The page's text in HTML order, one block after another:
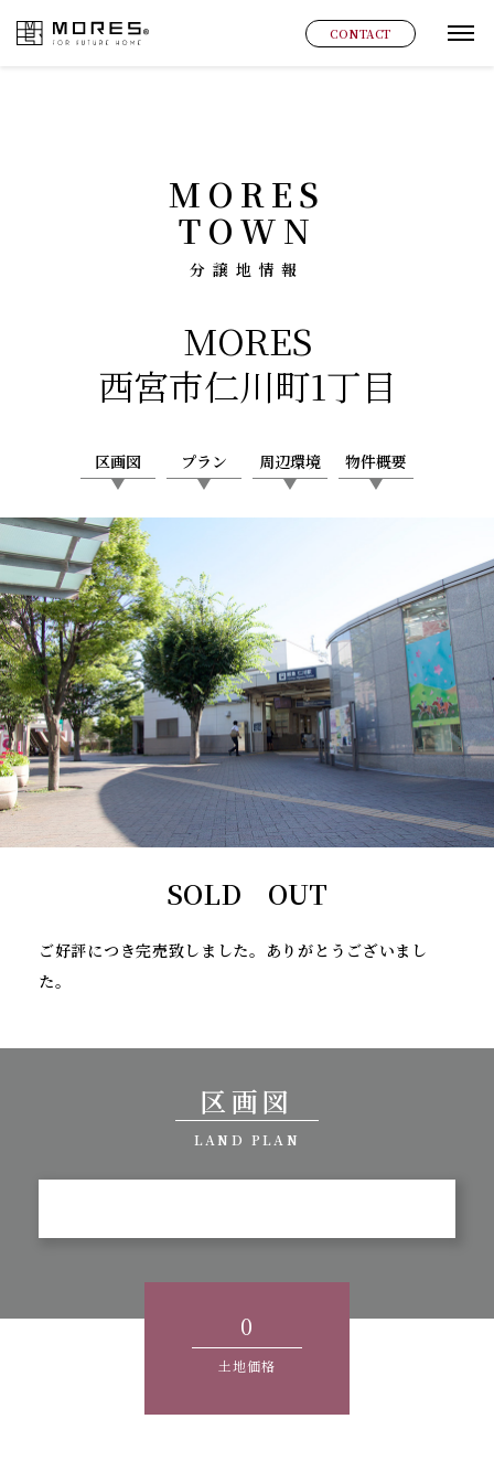
MORES CONTACT グ
MORES
TOWN
分譲地情報
MORES
西宮市仁川町1丁目
区画図 プラン 周辺環境 物件概要
SOLD OUT
ご好評につき完売致しました。ありがとうございまし
た。
区画図
LAND PLAN
0
土地価格